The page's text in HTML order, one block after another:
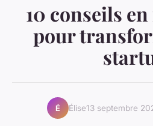
10 conseils
pour
É Élise13 septembre